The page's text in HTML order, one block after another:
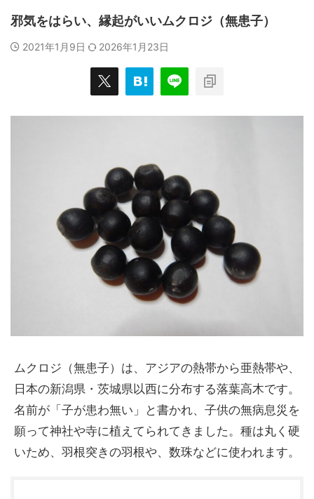
邪気をはらい、縁起がいいムクロジ（無患子）
2021年1月9日 2026年1月23日
ムクロジ（無患子）は、アジアの熱帯から亜熱帯や、
日本の新潟県・茨城県以西に分布する落葉高木です。
名前が「子が患わ無い」と書かれ、子供の無病息災を
願って神社や寺に植えてられてきました。種は丸く硬
いため、羽根突きの羽根や、数珠などに使われます。